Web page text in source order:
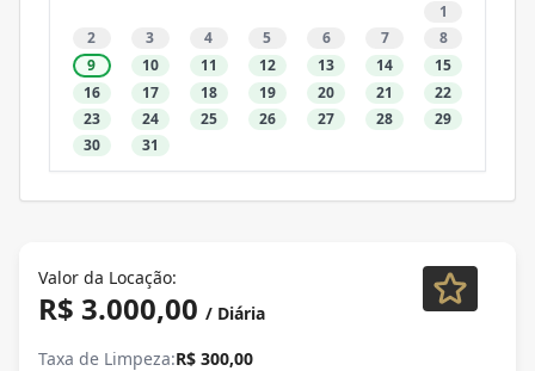
1
2
3 4 5 6 7
8
9
10 11 12 13 14
15
16
17 18 19 20 21
22
23
24 25 26 27 28
29
30
31
Valor da Locação:
R$ 3.000,00 / Diária
Taxa de Limpeza:R$ 300,00